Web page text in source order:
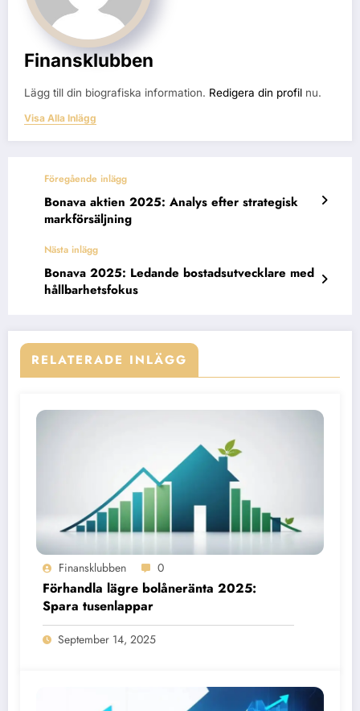
Finansklubben
Lägg till din biografiska information. Redigera din profil nu.
Visa Alla Inlägg
Föregående inlägg
Bonava aktien 2025: Analys efter strategisk
markförsäljning
Nästa inlägg
Bonava 2025: Ledande bostadsutvecklare med
hållbarhetsfokus
RELATERADE INLÄGG
Finansklubben 0
Förhandla lägre bolåneränta 2025:
Spara tusenlappar
September 14, 2025